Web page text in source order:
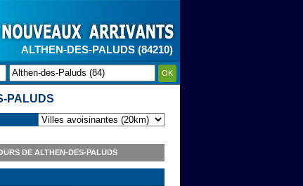
ALTHEN-DES-PALUDS (84210)
OK
PALUDS
DE ALTHEN-DES-PALUDS